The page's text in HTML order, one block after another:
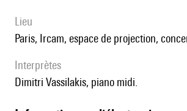
lieu
Paris, Ircam, espace de projection,
interprètes
Dimitri Vassilakis, piano midi.